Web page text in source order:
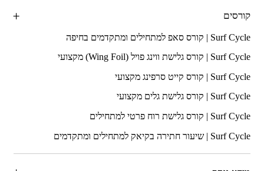
קורסים